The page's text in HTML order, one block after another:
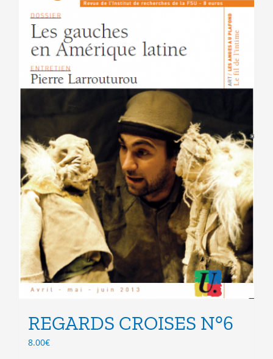
peuvent
être
choisies
la
page
produit
REGARDS CROISES N°6
8.00€